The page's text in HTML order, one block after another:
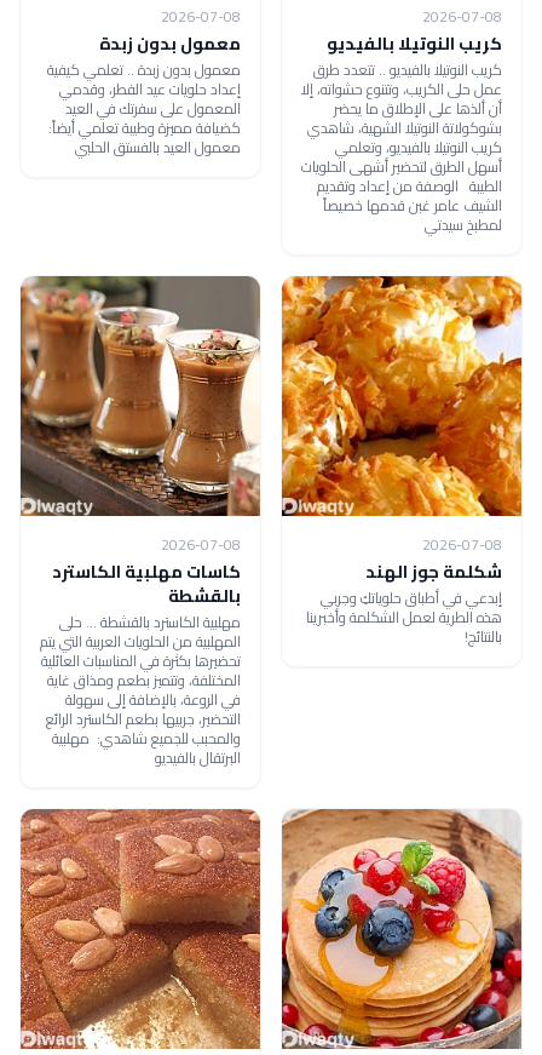
2026-07-08
كريب النوتيلا بالفيديو
كريب النوتيلا بالفيديو .. تتعدد طرق
عمل حلى الكريب، وتتنوع حشواته، إلا
أن ألذها على الإطلاق ما يحضر
بشوكولاتة النوتيلا الشهية، شاهدي
كريب النوتيلا بالفيديو، وتعلمي
أسهل الطرق لتحضير أشهى الحلويات
الطيبة الوصفة من إعداد وتقديم
الشيف عامر غبن قدمها خصيصاً
لمطبخ سيدتي
2026-07-08
معمول بدون زبدة
معمول بدون زبدة .. تعلمي كيفية
إعداد حلويات عيد الفطر، وقدمي
المعمول على سفرتك في العيد
كضيافة مميزة وطيبة تعلمي أيضاً:
معمول العيد بالفستق الحلبي
2026-07-08
شكلمة جوز الهند
إبدعي في أطباق حلوياتكِ وجربي
هذه الطرية لعمل الشكلمة وأخبرينا
بالنتائج!
2026-07-08
كاسات مهلبية الكاسترد
بالقشطة
مهلبية الكاسترد بالقشطة ... حلى
المهلبية من الحلويات العربية التي يتم
تحضيرها بكثرة في المناسبات العائلية
المختلفة، وتتميز بطعم ومذاق غاية
في الروعة، بالإضافة إلى سهولة
التحضير، جربيها بطعم الكاسترد الرائع
والمحبب للجميع شاهدي: مهلبية
البرتقال بالفيديو